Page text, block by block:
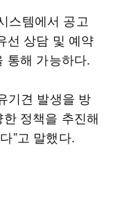
스템에서 공고
선 상담 및 예약
통해 가능하다.
기견 발생을 방
정책을 추진해
”고 말했다.